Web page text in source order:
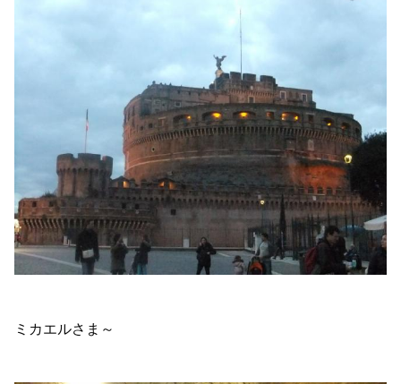
ミカエルさま～